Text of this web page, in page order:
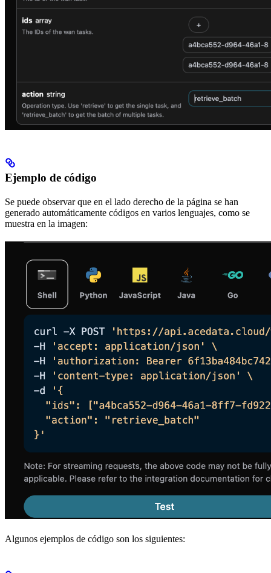
Ejemplo de código
Se puede observar que en el lado derecho de la página se han
generado automáticamente códigos en varios lenguajes, como se
muestra en la imagen:
Algunos ejemplos de código son los siguientes: